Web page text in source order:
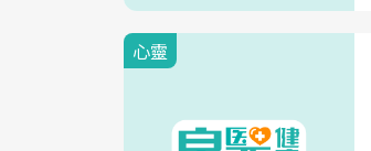
心靈